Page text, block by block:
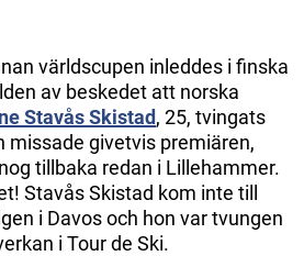
världscupen inleddes i finska
av beskedet att norska
Stavås Skistad, 25, tvingats
missade givetvis premiären,
tillbaka redan i Lillehammer.
Stavås Skistad kom inte till
i Davos och hon var tvungen
i Tour de Ski.